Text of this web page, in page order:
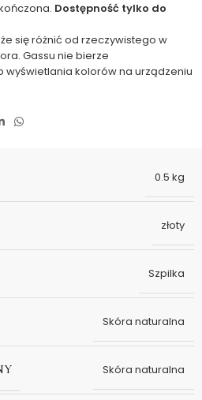
Dostępność tylko do
się różnić od rzeczywistego w
Gassu nie bierze
kolorów na urządzeniu
0.5 kg
złoty
Szpilka
Skóra naturalna
Skóra naturalna